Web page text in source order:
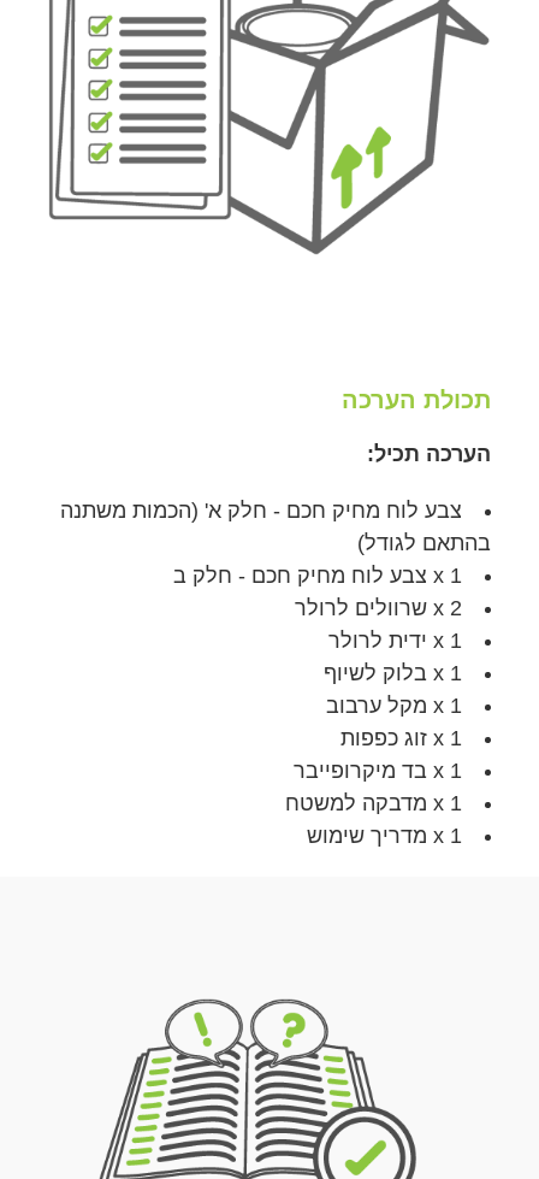
תכולת הערכה
הערכה תכיל:
צבע לוח מחיק חכם - חלק א' (הכמות משתנה
בהתאם לגודל)
1 x צבע לוח מחיק חכם - חלק ב
2 x שרוולים לרולר
1 x ידית לרולר
1 x בלוק לשיוף
1 x מקל ערבוב
1 x זוג כפפות
1 x בד מיקרופייבר
1 x מדבקה למשטח
1 x מדריך שימוש